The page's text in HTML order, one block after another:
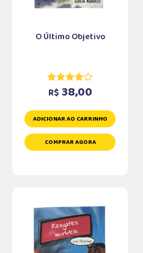
O Último Objetivo
R$ 38,00
ADICIONAR AO CARRINHO
COMPRAR AGORA